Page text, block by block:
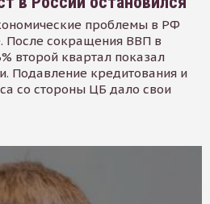
проблемы в РФ
После сокращения ВВП в
второй квартал показал
Подавление кредитования и
со стороны ЦБ дало свои